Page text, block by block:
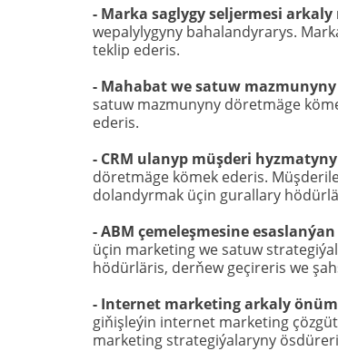
- Marka saglygy seljermesi
wepalylygyny bahalandyrarys.
teklip ederis.
- Mahabat we satuw
satuw mazmunyny döretmäge
ederis.
- CRM ulanyp müşderi
döretmäge kömek ederis.
dolandyrmak üçin gurallary
- ABM çemeleşmesine
üçin marketing we satuw
hödürläris, derňew geçireris we
- Internet marketing arkaly
giňişleýin internet marketing
marketing strategiýalaryny